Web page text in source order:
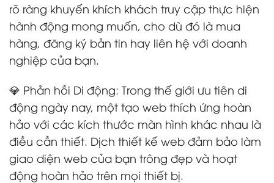
rõ ràng khuyến khích khách truy cập thực hiện
hành động mong muốn, cho dù đó là mua
hàng, đăng ký bản tin hay liên hệ với doanh
nghiệp của bạn.
💎 Phản hồi Di động: Trong thế giới ưu tiên di
động ngày nay, một tạo web thích ứng hoàn
hảo với các kích thước màn hình khác nhau là
điều cần thiết. Dịch thiết kế web đảm bảo làm
giao diện web của bạn trông đẹp và hoạt
động hoàn hảo trên mọi thiết bị.